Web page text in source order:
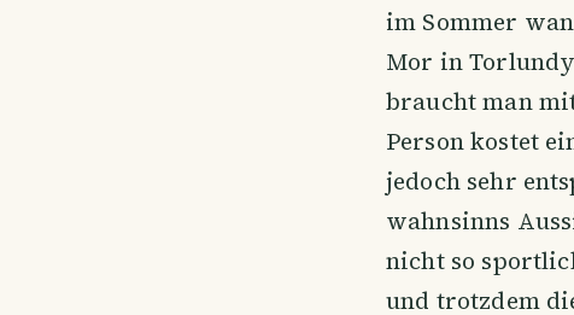
im Sommer
Mor in
braucht man
Person kostet
jedoch sehr
wahnsinns
nicht so
und trotzdem